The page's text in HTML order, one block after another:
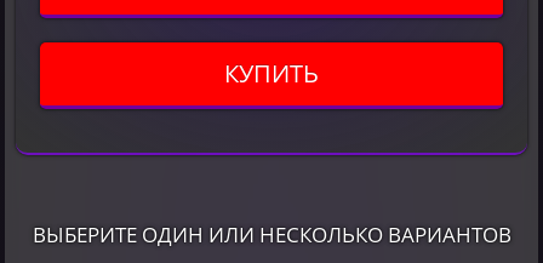
КУПИТЬ
ВЫБЕРИТЕ ОДИН ИЛИ НЕСКОЛЬКО ВАРИАНТОВ